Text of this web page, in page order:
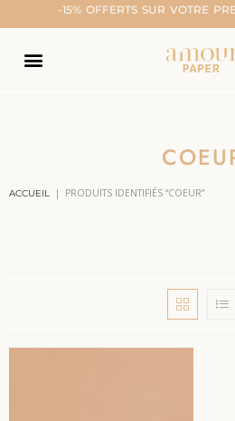
-15% OFFERTS SUR VOTRE
ACCUEIL | PRODUITS IDENTIFIÉS “COEUR”